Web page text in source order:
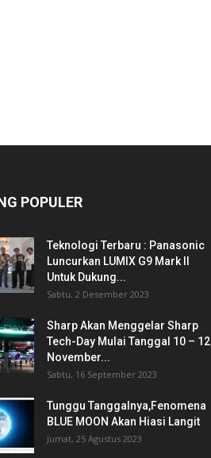
POPULER
Teknologi Terbaru : Panasonic
Luncurkan LUMIX G9 Mark II
Untuk Dukung...
Sabtu, 2 Desember 2023
Sharp Akan Menggelar Sharp
Tech-Day Mulai Tanggal 10 – 12
November...
Sabtu, 16 September 2023
Tunggu Tanggalnya,Fenomena
BLUE MOON Akan Hiasi Langit
Jumat, 25 Agustus 2023